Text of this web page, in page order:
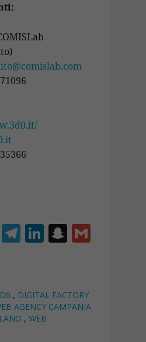
T
gr
a
m
Li
e
dI
n
S
p
c
G
, DIGITAL FACTORY
AGENCY CAMPANIA
, WEB